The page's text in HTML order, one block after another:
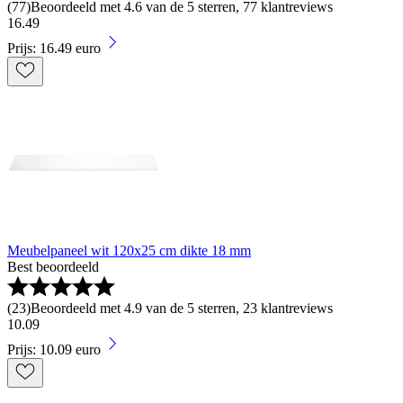
(77)Beoordeeld met 4.6 van de 5 sterren, 77 klantreviews
16.49
Prijs: 16.49 euro
Meubelpaneel wit 120x25 cm dikte 18 mm
Best beoordeeld
(23)Beoordeeld met 4.9 van de 5 sterren, 23 klantreviews
10.09
Prijs: 10.09 euro